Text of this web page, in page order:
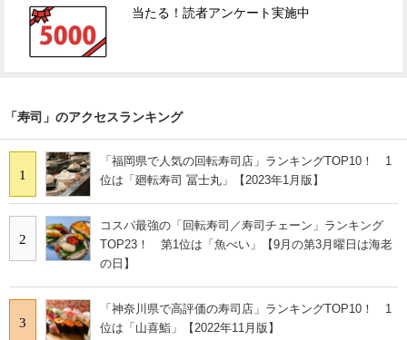
当たる！読者アンケート実施中
「寿司」のアクセスランキング
1
「福岡県で人気の回転寿司店」ランキングTOP10！ 1
位は「廻転寿司 冨士丸」【2023年1月版】
2
コスパ最強の「回転寿司／寿司チェーン」ランキング
TOP23！ 第1位は「魚べい」【9月の第3月曜日は海老
の日】
3
「神奈川県で高評価の寿司店」ランキングTOP10！ 1
位は「山喜鮨」【2022年11月版】